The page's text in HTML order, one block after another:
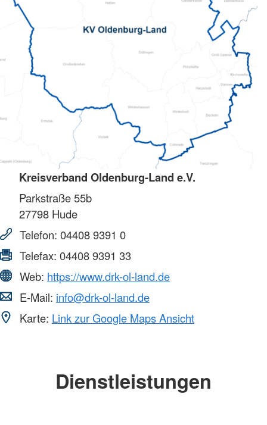
Kreisverband Oldenburg-Land e.V.
Parkstraße 55b
27798 Hude
Telefon: 04408 9391 0
Telefax: 04408 9391 33
Web: https://www.drk-ol-land.de
E-Mail: info@drk-ol-land.de
Karte: Link zur Google Maps Ansicht
Dienstleistungen